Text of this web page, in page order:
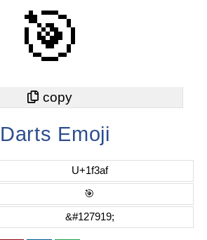
🎯
Darts Emoji
U+1f3af
🎯
&#127919;